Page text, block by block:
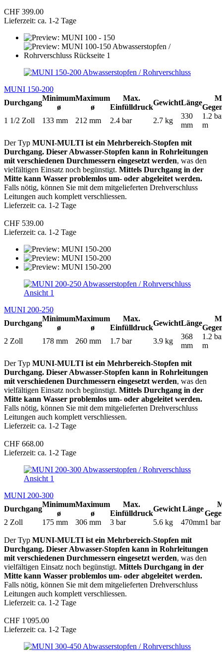
CHF 399.00
Lieferzeit: ca. 1-2 Tage
MUNI 150-200
Durchgang
Minimum
ø
Maximum
ø
Max.
Einfülldruck
GewichtLänge
1 1/2 Zoll
133 mm 212 mm 2.4 bar 2.7 kg
330
mm
1.2
m
Der Typ MUNI-MULTI ist ein Mehrbereich-Stopfen mit
Durchgang. Dieser Abwasser-Stopfen kann in Rohrleitungen
mit verschiedenen Durchmessern eingesetzt werden, was den
vielfältigen Einsatz noch begünstigt. Mittels Durchgang in der
Mitte kann Wasser problemlos um- oder abgeleitet werden.
Falls nötig, können Sie mit dem mitgelieferten Drehverschluss
Leitungen auch komplett verschliessen.
Lieferzeit: ca. 1-2 Tage
CHF 539.00
Lieferzeit: ca. 1-2 Tage
MUNI 200-250
Durchgang
Minimum
ø
Maximum
ø
Max.
Einfülldruck
GewichtLänge
2 Zoll
178 mm 260 mm 1.7 bar 3.9 kg
368
mm
1.2
m
Der Typ MUNI-MULTI ist ein Mehrbereich-Stopfen mit
Durchgang. Dieser Abwasser-Stopfen kann in Rohrleitungen
mit verschiedenen Durchmessern eingesetzt werden, was den
vielfältigen Einsatz noch begünstigt. Mittels Durchgang in der
Mitte kann Wasser problemlos um- oder abgeleitet werden.
Falls nötig, können Sie mit dem mitgelieferten Drehverschluss
Leitungen auch komplett verschliessen.
Lieferzeit: ca. 1-2 Tage
CHF 668.00
Lieferzeit: ca. 1-2 Tage
MUNI 200-300
Durchgang
Minimum
ø
Maximum
ø
Max.
Einfülldruck
GewichtLänge
2 Zoll
175 mm 306 mm 3 bar 5.6 kg 470mm1
Der Typ MUNI-MULTI ist ein Mehrbereich-Stopfen mit
Durchgang. Dieser Abwasser-Stopfen kann in Rohrleitungen
mit verschiedenen Durchmessern eingesetzt werden, was den
vielfältigen Einsatz noch begünstigt. Mittels Durchgang in der
Mitte kann Wasser problemlos um- oder abgeleitet werden.
Falls nötig, können Sie mit dem mitgelieferten Drehverschluss
Leitungen auch komplett verschliessen.
Lieferzeit: ca. 1-2 Tage
CHF 1'095.00
Lieferzeit: ca. 1-2 Tage